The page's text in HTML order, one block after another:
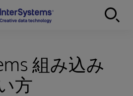
組み込み
方